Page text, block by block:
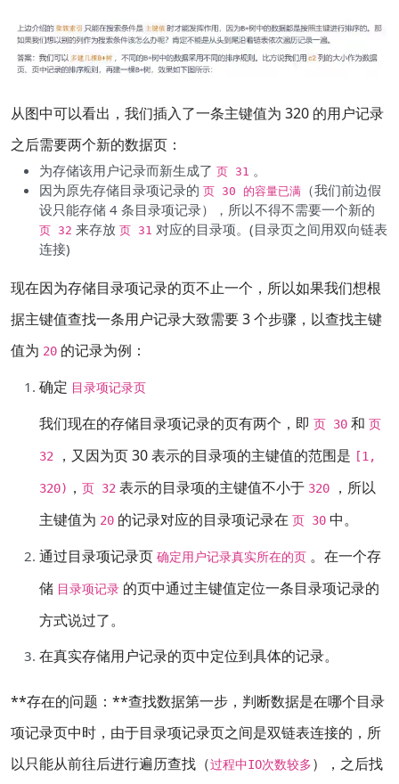
从图中可以看出，我们插入了一条主键值为 320 的用户记录
之后需要两个新的数据页：
为存储该用户记录而新生成了 页 31 。
因为原先存储目录项记录的 页 30 的容量已满 （我们前边假
设只能存储 4 条目录项记录），所以不得不需要一个新的
页 32 来存放 页 31 对应的目录项。(目录页之间用双向链表
连接)
现在因为存储目录项记录的页不止一个，所以如果我们想根
据主键值查找一条用户记录大致需要 3 个步骤，以查找主键
值为 20 的记录为例：
确定 目录项记录页
我们现在的存储目录项记录的页有两个，即 页 30 和 页
32 ，又因为页 30 表示的目录项的主键值的范围是 [1,
320) ， 页 32 表示的目录项的主键值不小于 320
，所以
主键值为 20 的记录对应的目录项记录在 页 30 中。
通过目录项记录页 确定用户记录真实所在的页 。在一个存
储 目录项记录 的页中通过主键值定位一条目录项记录的
方式说过了。
在真实存储用户记录的页中定位到具体的记录。
**存在的问题：**查找数据第一步，判断数据是在哪个目录
项记录页中时，由于目录项记录页之间是双链表连接的，所
以只能从前往后进行遍历查找（过程中IO次数较多），之后找